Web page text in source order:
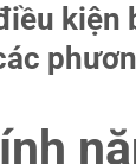
kiện